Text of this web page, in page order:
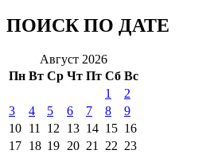
ПОИСК ПО ДАТЕ
Август 2026
Пн Вт Ср Чт Пт Сб Вс
1
2
3
4 5 6 7 8
9
10 11 12 13 14 15 16
17 18 19 20 21 22 23